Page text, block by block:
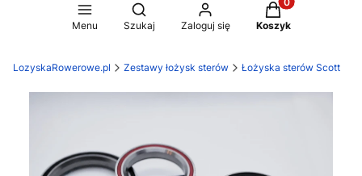
Menu
Otwórz wyszukiwarkę
Szukaj Zaloguj się
Produkty w
Koszyk
LozyskaRowerowe.pl Zestawy łożysk sterów Łożyska sterów Scott